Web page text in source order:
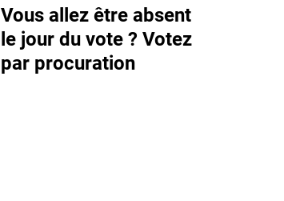
Vous allez être absent
le jour du vote ? Votez
par procuration